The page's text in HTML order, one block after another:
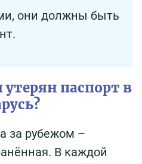
они должны быть
утерян паспорт в
за рубежом –
В каждой